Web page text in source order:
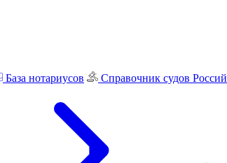
База нотариусов
Справочник судов